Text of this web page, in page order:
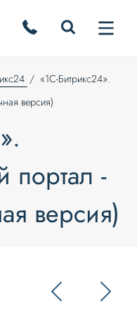
«1С-Битрикс24».
версия)
портал -
версия)